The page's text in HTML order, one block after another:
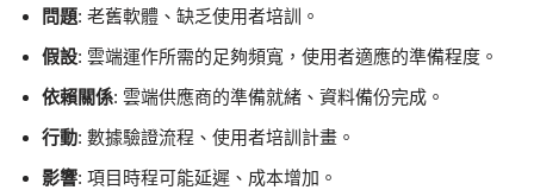
問題: 老舊軟體、缺乏使用者培訓。
假設: 雲端運作所需的足夠頻寬，使用者適應的準備程度。
依賴關係: 雲端供應商的準備就緒、資料備份完成。
行動: 數據驗證流程、使用者培訓計畫。
影響: 項目時程可能延遲、成本增加。